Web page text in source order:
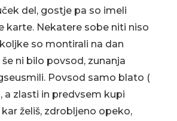
del, gostje pa so imeli
karte. Nekatere sobe niti niso
so montirali na dan
ni bilo povsod, zunanja
Povsod samo blato (
a zlasti in predvsem kupi
želiš, zdrobljeno opeko,